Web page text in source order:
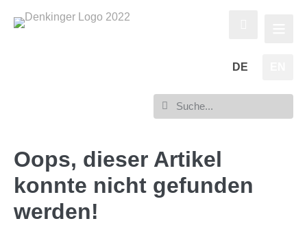
DE
Oops, dieser Artikel
konnte nicht gefunden
werden!